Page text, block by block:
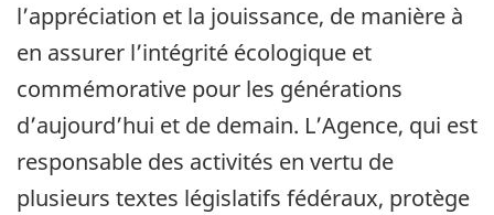
l’appréciation et la jouissance, de manière à
en assurer l’intégrité écologique et
commémorative pour les générations
d’aujourd’hui et de demain. L’Agence, qui est
responsable des activités en vertu de
plusieurs textes législatifs fédéraux, protège